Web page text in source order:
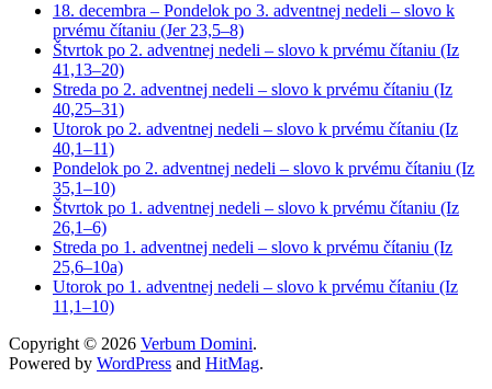
18. decembra – Pondelok po 3. adventnej nedeli – slovo k
prvému čítaniu (Jer 23,5–8)
Štvrtok po 2. adventnej nedeli – slovo k prvému čítaniu (Iz
41,13–20)
Streda po 2. adventnej nedeli – slovo k prvému čítaniu (Iz
40,25–31)
Utorok po 2. adventnej nedeli – slovo k prvému čítaniu (Iz
40,1–11)
Pondelok po 2. adventnej nedeli – slovo k prvému čítaniu (Iz
35,1–10)
Štvrtok po 1. adventnej nedeli – slovo k prvému čítaniu (Iz
26,1–6)
Streda po 1. adventnej nedeli – slovo k prvému čítaniu (Iz
25,6–10a)
Utorok po 1. adventnej nedeli – slovo k prvému čítaniu (Iz
11,1–10)
Copyright © 2026 Verbum Domini.
Powered by WordPress and HitMag.